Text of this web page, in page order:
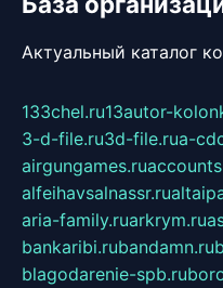
Актуальный каталог
133chel.ru13autor-
3-d-file.ru3d-file.rua-
airgungames.ru
alfeihavsalnassr.ru
aria-family.ruarkrym.ru
bankaribi.rubandamn.ru
blagodarenie-spb.ru